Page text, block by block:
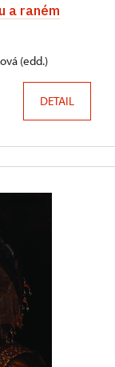
a raném
(edd.)
DETAIL